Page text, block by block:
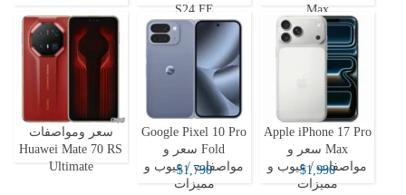
Max
S24 FE
Apple iPhone 17 Pro
Max سعر و
مواصفات / عيوب و
مميزات
$1,990
Google Pixel 10 Pro
Fold سعر و
مواصفات / عيوب و
مميزات
$1,790
سعر ومواصفات
Huawei Mate 70 RS
Ultimate